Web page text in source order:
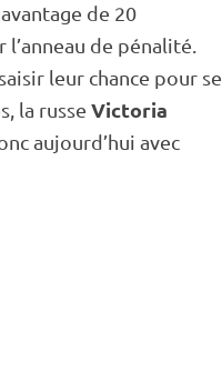
de 20
l’anneau de pénalité
leur chance pour se
la russe Victoria
aujourd’hui avec